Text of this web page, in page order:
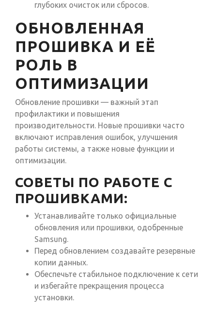
глубоких очисток или сбросов.
ОБНОВЛЕННАЯ
ПРОШИВКА И ЕЁ
РОЛЬ В
ОПТИМИЗАЦИИ
Обновление прошивки — важный этап
профилактики и повышения
производительности. Новые прошивки часто
включают исправления ошибок, улучшения
работы системы, а также новые функции и
оптимизации.
СОВЕТЫ ПО РАБОТЕ С
ПРОШИВКАМИ:
Устанавливайте только официальные
обновления или прошивки, одобренные
Samsung.
Перед обновлением создавайте резервные
копии данных.
Обеспечьте стабильное подключение к сети
и избегайте прекращения процесса
установки.